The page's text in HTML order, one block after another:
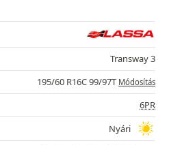
Transway 3
195/60 R16C 99/97T Módosítás
6PR
Nyári